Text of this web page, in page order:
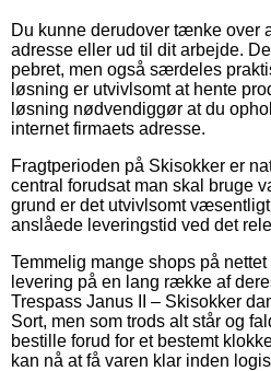
Du kunne derudover tænke over
adresse eller ud til dit arbejde.
pebret, men også særdeles
løsning er utvivlsomt at hente
løsning nødvendiggør at du
internet firmaets adresse.
Fragtperioden på Skisokker er
central forudsat man skal bruge
grund er det utvivlsomt
anslåede leveringstid ved det
Temmelig mange shops på
levering på en lang række af
Trespass Janus II – Skisokker
Sort, men som trods alt står og
bestille forud for et bestemt
kan nå at få varen klar inden